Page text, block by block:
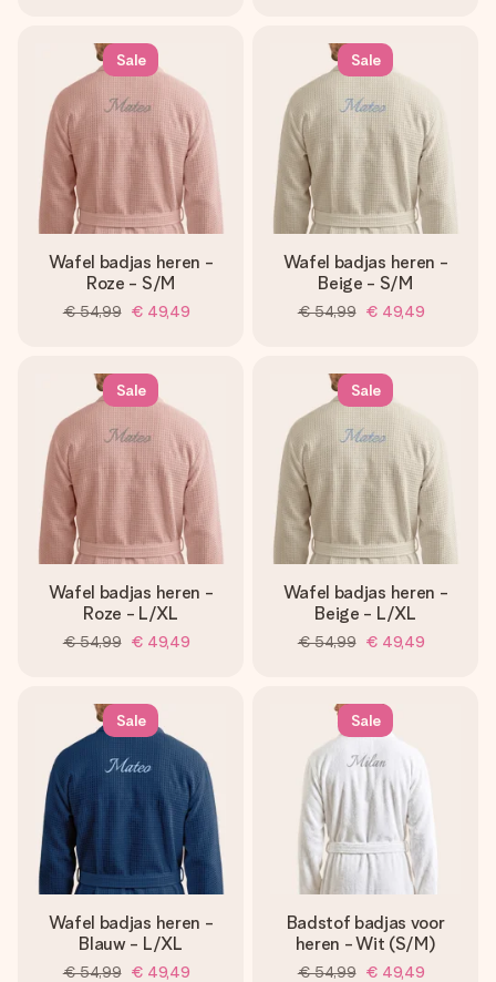
Sale
Wafel badjas heren -
Roze - S/M
€ 54,99 € 49,49
Sale
Wafel badjas heren -
Beige - S/M
€ 54,99 € 49,49
Sale
Wafel badjas heren -
Roze - L/XL
€ 54,99 € 49,49
Sale
Wafel badjas heren -
Beige - L/XL
€ 54,99 € 49,49
Sale
Wafel badjas heren -
Blauw - L/XL
€ 54,99 € 49,49
Sale
Badstof badjas voor
heren - Wit (S/M)
€ 54,99 € 49,49